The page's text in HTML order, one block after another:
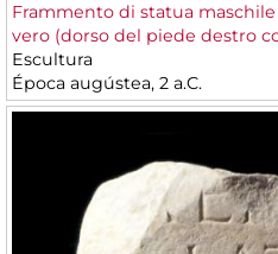
Frammento di statua
vero (dorso del piede destro
Escultura
Época augústea, 2 a.C.